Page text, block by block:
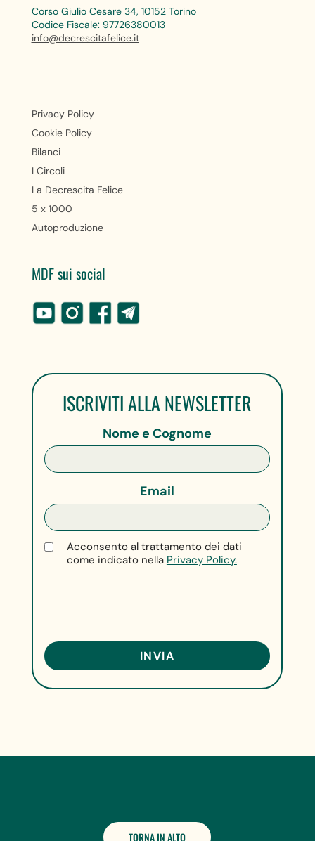
Corso Giulio Cesare 34, 10152 Torino
Codice Fiscale: 97726380013
info@decrescitafelice.it
Privacy Policy
Cookie Policy
Bilanci
I Circoli
La Decrescita Felice
5 x 1000
Autoproduzione
MDF sui social
ISCRIVITI ALLA NEWSLETTER
Nome e Cognome
Email
Acconsento al trattamento dei dati
come indicato nella Privacy Policy.
TORNA IN ALTO